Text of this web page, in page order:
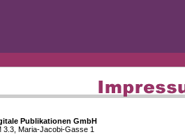
Publikationen GmbH
3.3, Maria-Jacobi-Gasse 1